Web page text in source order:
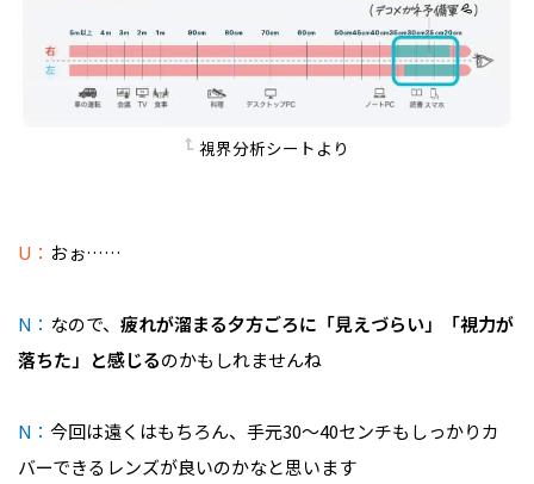
視界分析シートより
U： おぉ……
N： なので、 疲れが溜まる夕方ごろに「見えづらい」「視力が
落ちた」と感じるのかもしれませんね
N： 今回は遠くはもちろん、手元30〜40センチもしっかりカ
バーできるレンズが良いのかなと思います